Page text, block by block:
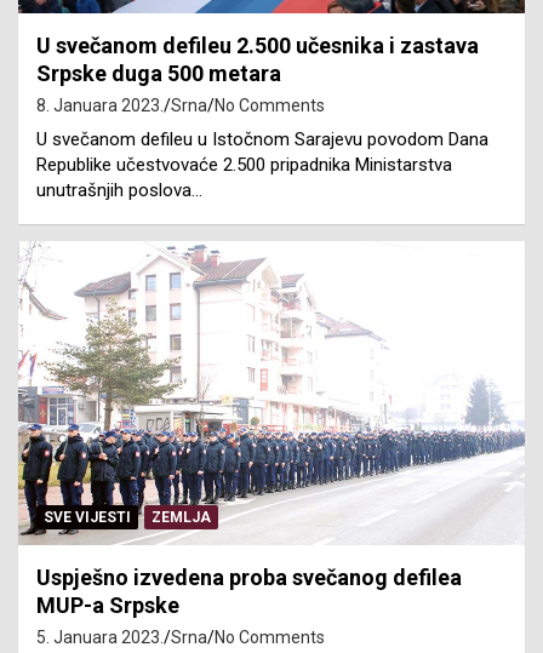
U svečanom defileu 2.500 učesnika i zastava
Srpske duga 500 metara
8. Januara 2023. Srna No Comments
U svečanom defileu u Istočnom Sarajevu povodom Dana
Republike učestvovaće 2.500 pripadnika Ministarstva
unutrašnjih poslova…
SVE VIJESTI ZEMLJA
Uspješno izvedena proba svečanog defilea
MUP-a Srpske
5. Januara 2023. Srna No Comments